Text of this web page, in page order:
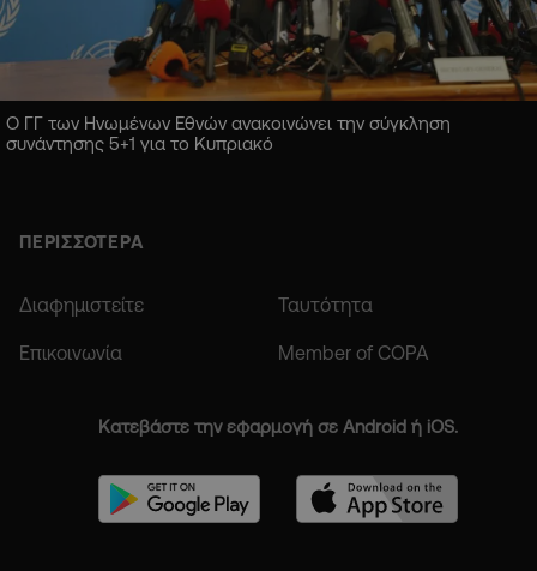
Ο ΓΓ των Ηνωμένων Εθνών ανακοινώνει την σύγκληση
συνάντησης 5+1 για το Κυπριακό
ΠΕΡΙΣΣΟΤΕΡΑ
Διαφημιστείτε Ταυτότητα
Επικοινωνία Member of COPA
Κατεβάστε την εφαρμογή σε Android ή iOS.